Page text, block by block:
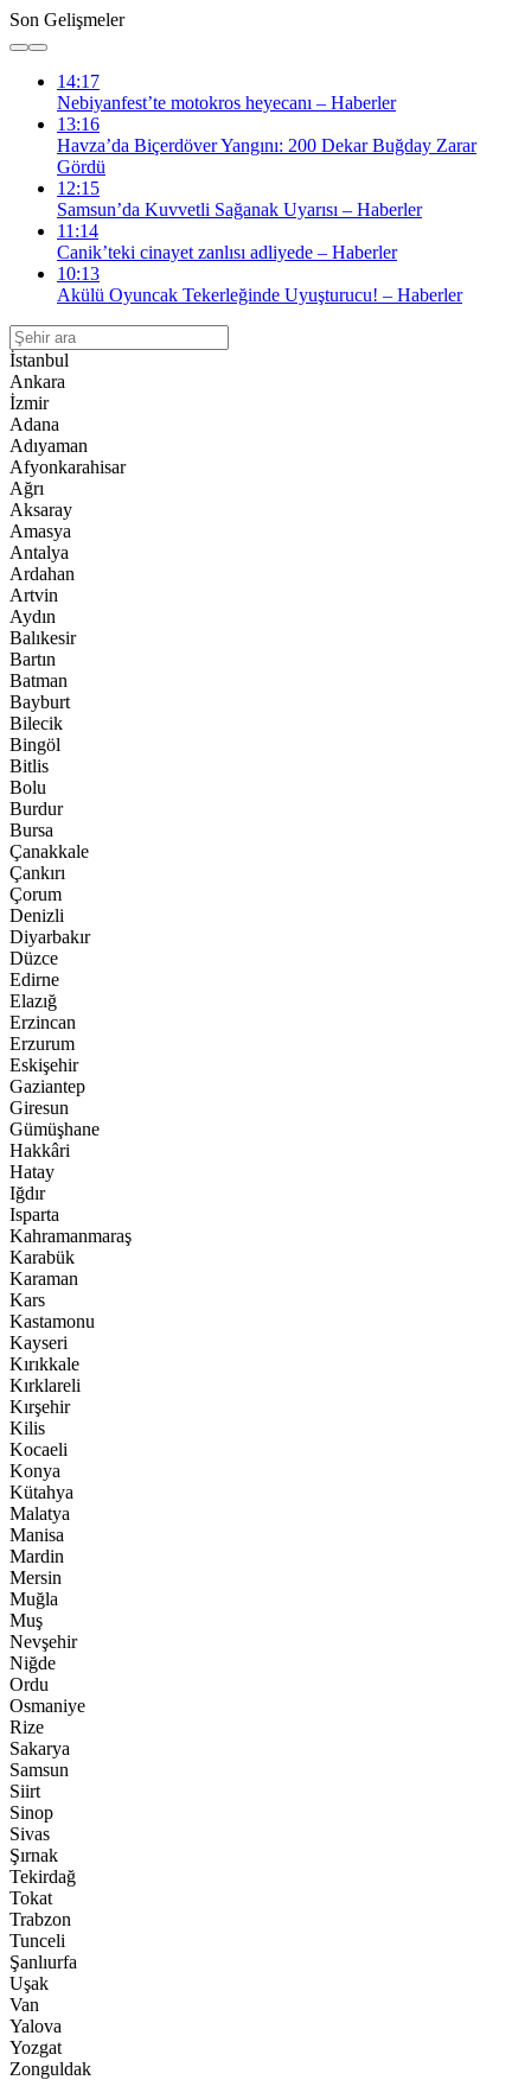
Son Gelişmeler
14:17
Nebiyanfest’te motokros heyecanı – Haberler
13:16
Havza’da Biçerdöver Yangını: 200 Dekar Buğday Zarar
Gördü
12:15
Samsun’da Kuvvetli Sağanak Uyarısı – Haberler
11:14
Canik’teki cinayet zanlısı adliyede – Haberler
10:13
Akülü Oyuncak Tekerleğinde Uyuşturucu! – Haberler
İstanbul
Ankara
İzmir
Adana
Adıyaman
Afyonkarahisar
Ağrı
Aksaray
Amasya
Antalya
Ardahan
Artvin
Aydın
Balıkesir
Bartın
Batman
Bayburt
Bilecik
Bingöl
Bitlis
Bolu
Burdur
Bursa
Çanakkale
Çankırı
Çorum
Denizli
Diyarbakır
Düzce
Edirne
Elazığ
Erzincan
Erzurum
Eskişehir
Gaziantep
Giresun
Gümüşhane
Hakkâri
Hatay
Iğdır
Isparta
Kahramanmaraş
Karabük
Karaman
Kars
Kastamonu
Kayseri
Kırıkkale
Kırklareli
Kırşehir
Kilis
Kocaeli
Konya
Kütahya
Malatya
Manisa
Mardin
Mersin
Muğla
Muş
Nevşehir
Niğde
Ordu
Osmaniye
Rize
Sakarya
Samsun
Siirt
Sinop
Sivas
Şırnak
Tekirdağ
Tokat
Trabzon
Tunceli
Şanlıurfa
Uşak
Van
Yalova
Yozgat
Zonguldak